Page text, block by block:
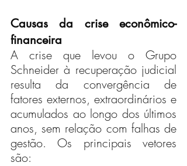
Causas da crise econômico-
financeira
A crise que levou o Grupo
Schneider à recuperação judicial
resulta da convergência de
fatores externos, extraordinários e
acumulados ao longo dos últimos
anos, sem relação com falhas de
gestão. Os principais vetores
são: